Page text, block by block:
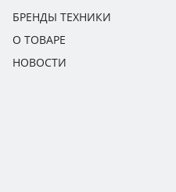
БРЕНДЫ ТЕХНИКИ
О ТОВАРЕ
НОВОСТИ